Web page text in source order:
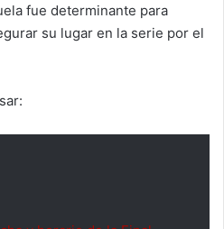
fue determinante para
su lugar en la serie por el